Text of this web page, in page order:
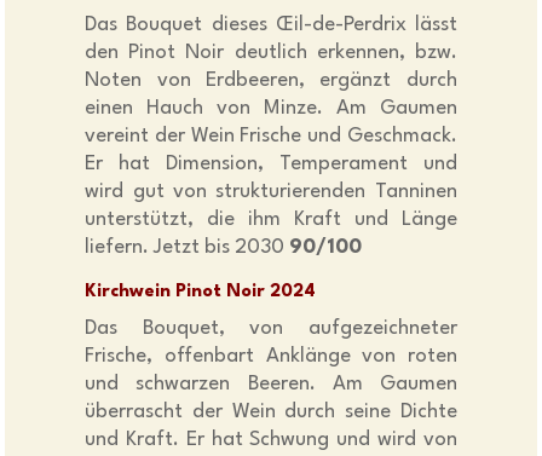
Das Bouquet dieses Œil-de-Perdrix lässt
den Pinot Noir deutlich erkennen, bzw.
Noten von Erdbeeren, ergänzt durch
einen Hauch von Minze. Am Gaumen
vereint der Wein Frische und Geschmack.
Er hat Dimension, Temperament und
wird gut von strukturierenden Tanninen
unterstützt, die ihm Kraft und Länge
liefern. Jetzt bis 2030 90/100
Kirchwein Pinot Noir 2024
Das Bouquet, von aufgezeichneter
Frische, offenbart Anklänge von roten
und schwarzen Beeren. Am Gaumen
überrascht der Wein durch seine Dichte
und Kraft. Er hat Schwung und wird von